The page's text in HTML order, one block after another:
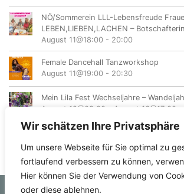
Wir schätzen Ihre Privatsphäre
Um unsere Webseite für Sie optimal zu
fortlaufend verbessern zu können,
Hier können Sie der Verwendung von
oder diese ablehnen.
NÖ/Sommerein LLL-Lebensfreude
LEBEN,LIEBEN,LACHEN –
August 11@18:00 - 20:00
Female Dancehall Tanzworkshop
August 11@19:00 - 20:30
Mein Lila Fest Wechseljahre –
August 12@08:00
August 16@17:00